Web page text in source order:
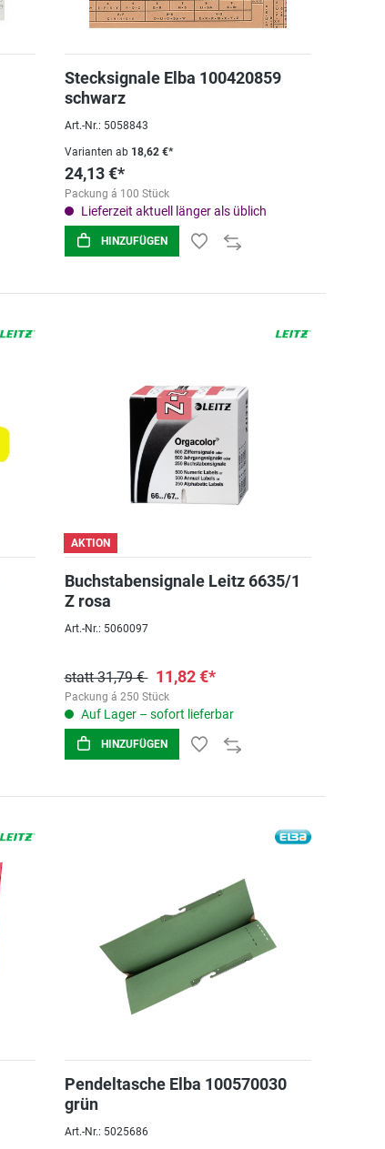
Stecksignale Elba 100420859
schwarz
Art.-Nr.: 5058843
Varianten ab18,62 €*
24,13 €*
Packung á 100 Stück
Lieferzeit aktuell länger als üblich
HINZUFÜGEN
AKTION
Buchstabensignale Leitz 6635/1
Z rosa
Art.-Nr.: 5060097
statt 31,79 € 11,82 €*
Packung á 250 Stück
Auf Lager – sofort lieferbar
HINZUFÜGEN
Pendeltasche Elba 100570030
grün
Art.-Nr.: 5025686